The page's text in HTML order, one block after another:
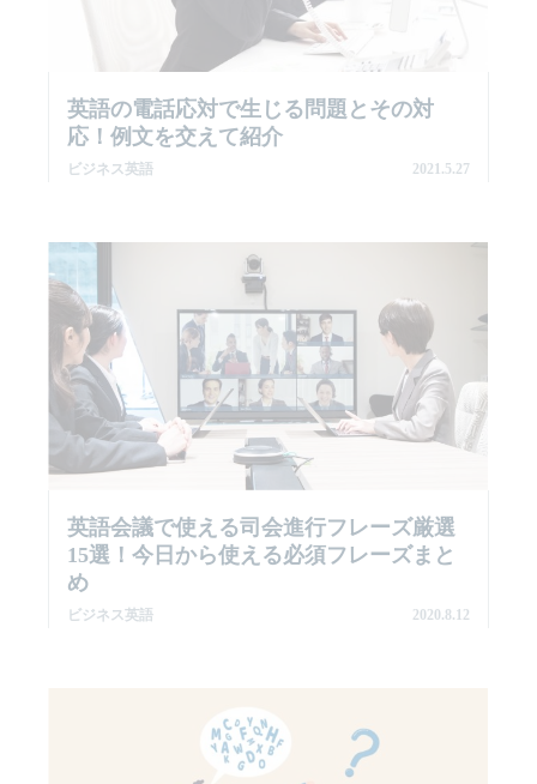
英語の電話応対で生じる問題とその対
応！例文を交えて紹介
ビジネス英語 2021.5.27
英語会議で使える司会進行フレーズ厳選
15選！今日から使える必須フレーズまと
め
ビジネス英語 2020.8.12